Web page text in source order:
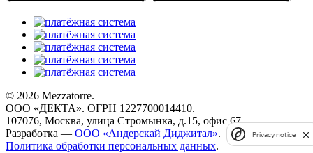
© 2026 Mezzatorre.
ООО «ДЕКТА». ОГРН 1227700014410.
107076, Москва, улица Стромынка, д.15, офис 67.
Разработка — ООО «Андерскай Диджитал».
Политика обработки персональных данных.
Privacy notice